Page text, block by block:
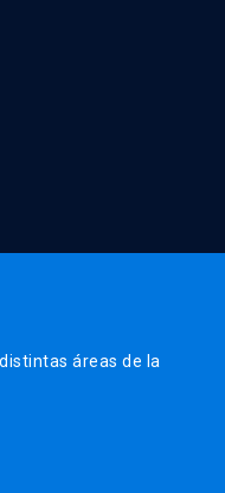
áreas de la